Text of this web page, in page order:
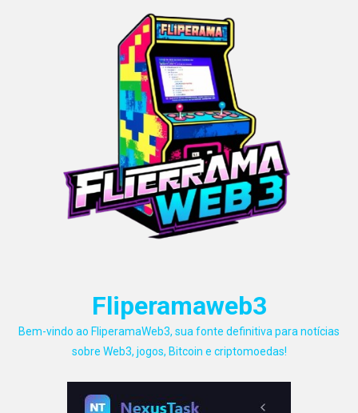
Fliperamaweb3
Bem-vindo ao FliperamaWeb3, sua fonte definitiva para notícias
sobre Web3, jogos, Bitcoin e criptomoedas!